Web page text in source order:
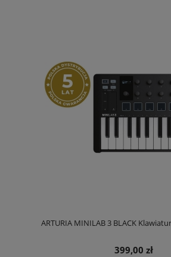
ARTURIA MINILAB 3 BLACK
399,00 zł